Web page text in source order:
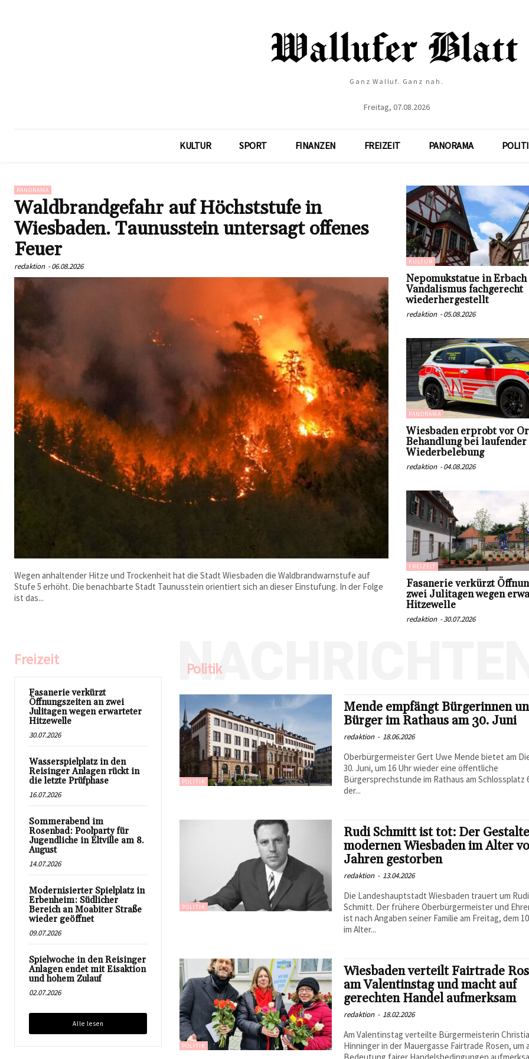
Ganz Walluf. Ganz nah.
Freitag, 07.08.2026
KULTUR SPORT FINANZEN FREIZEIT PANORAMA
PANORAMA
Waldbrandgefahr auf Höchststufe in
Wiesbaden. Taunusstein untersagt offenes
Feuer
redaktion -06.08.2026
Wegen anhaltender Hitze und Trockenheit hat die Stadt Wiesbaden die Waldbrandwarnstufe auf
Stufe 5 erhöht. Die benachbarte Stadt Taunusstein orientiert sich an dieser Einstufung. In der Folge
ist das...
KULTUR
Nepomukstatue in Erbach
Vandalismus fachgerecht
wiederhergestellt
redaktion -05.08.2026
PANORAMA
Wiesbaden erprobt vor
Behandlung bei laufender
Wiederbelebung
redaktion -04.08.2026
FREIZEIT
Fasanerie verkürzt
zwei Julitagen wegen
Hitzewelle
redaktion -30.07.2026
Freizeit
Fasanerie verkürzt
Öffnungszeiten an zwei
Julitagen wegen erwarteter
Hitzewelle
30.07.2026
Wasserspielplatz in den
Reisinger Anlagen rückt in
die letzte Prüfphase
16.07.2026
Sommerabend im
Rosenbad: Poolparty für
Jugendliche in Eltville am 8.
August
14.07.2026
Modernisierter Spielplatz in
Erbenheim: Südlicher
Bereich an Moabiter Straße
wieder geöffnet
09.07.2026
Spielwoche in den Reisinger
Anlagen endet mit Eisaktion
und hohem Zulauf
02.07.2026
Alle lesen
Politik
POLITIK
Mende empfängt Bürgerinnen
Bürger im Rathaus am 30. Juni
redaktion - 18.06.2026
Oberbürgermeister Gert Uwe Mende bietet am
30. Juni, um 16 Uhr wieder eine öffentliche
Bürgersprechstunde im Rathaus am Schlossplatz
der...
POLITIK
Rudi Schmitt ist tot: Der
modernen Wiesbaden im Alter
Jahren gestorben
redaktion - 13.04.2026
Die Landeshauptstadt Wiesbaden trauert um Rudi
Schmitt. Der frühere Oberbürgermeister und
ist nach Angaben seiner Familie am Freitag, dem
im Alter...
POLITIK
Wiesbaden verteilt Fairtrade
am Valentinstag und macht auf
gerechten Handel aufmerksam
redaktion - 18.02.2026
Am Valentinstag verteilte Bürgermeisterin
Hinninger in der Mauergasse Fairtrade Rosen, um
Bedeutung fairer Handelsbedingungen